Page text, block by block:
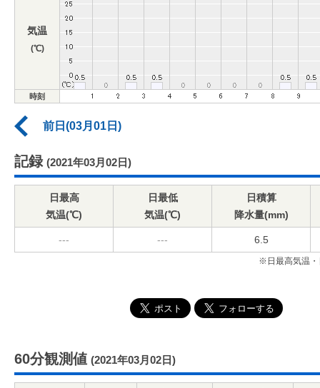
気温
(℃)
時刻
前日(03月01日)
記録 (2021年03月02日)
日最高
気温(℃)
日最低
気温(℃)
日積算
降水量(mm)
--- --- 6.5
※日最高気温・
60分観測値 (2021年03月02日)